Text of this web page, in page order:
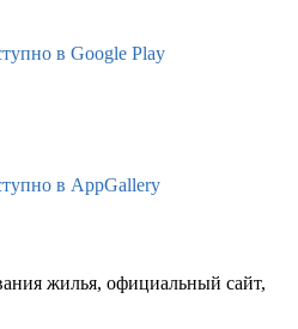
в Google Play
в AppGallery
жилья, официальный сайт,